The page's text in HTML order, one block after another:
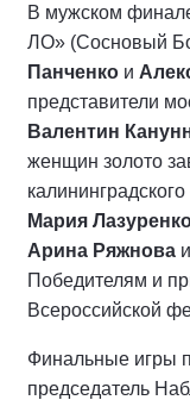
В мужском
ЛО» (Сосновый
Панченко и
представители
Валентин
женщин золото
Мария
Арина Ряжнова и
Победителям и
Всероссийской
Финальные игры
председатель